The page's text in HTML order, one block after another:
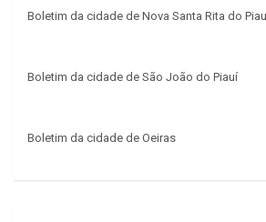
Boletim da cidade de Nova Santa Rita do
Boletim da cidade de São João do Piauí
Boletim da cidade de Oeiras